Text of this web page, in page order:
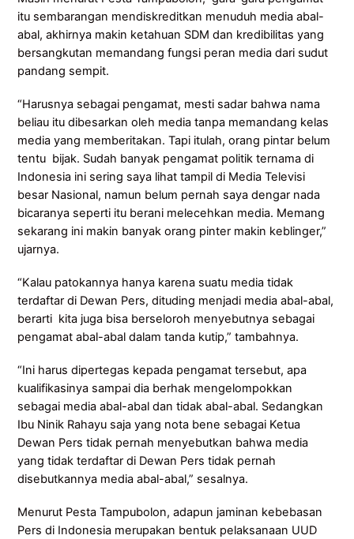
itu sembarangan mendiskreditkan menuduh media abal-
abal, akhirnya makin ketahuan SDM dan kredibilitas yang
bersangkutan memandang fungsi peran media dari sudut
pandang sempit.
“Harusnya sebagai pengamat, mesti sadar bahwa nama
beliau itu dibesarkan oleh media tanpa memandang kelas
media yang memberitakan. Tapi itulah, orang pintar belum
tentu bijak. Sudah banyak pengamat politik ternama di
Indonesia ini sering saya lihat tampil di Media Televisi
besar Nasional, namun belum pernah saya dengar nada
bicaranya seperti itu berani melecehkan media. Memang
sekarang ini makin banyak orang pinter makin keblinger,”
ujarnya.
“Kalau patokannya hanya karena suatu media tidak
terdaftar di Dewan Pers, dituding menjadi media abal-abal,
berarti kita juga bisa berseloroh menyebutnya sebagai
pengamat abal-abal dalam tanda kutip,” tambahnya.
“Ini harus dipertegas kepada pengamat tersebut, apa
kualifikasinya sampai dia berhak mengelompokkan
sebagai media abal-abal dan tidak abal-abal. Sedangkan
Ibu Ninik Rahayu saja yang nota bene sebagai Ketua
Dewan Pers tidak pernah menyebutkan bahwa media
yang tidak terdaftar di Dewan Pers tidak pernah
disebutkannya media abal-abal,” sesalnya.
Menurut Pesta Tampubolon, adapun jaminan kebebasan
Pers di Indonesia merupakan bentuk pelaksanaan UUD